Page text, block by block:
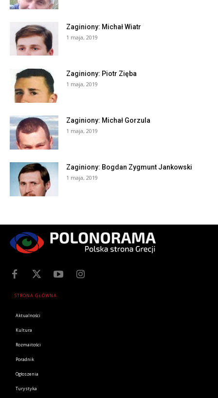
Zaginiony: Michał Wiatr
1 maja, 2019
Zaginiony: Piotr Zięba
1 maja, 2019
Zaginiony: Michał Gorzula
1 maja, 2019
Zaginiony: Bogdan Zygmunt Jankowski
1 maja, 2019
STRONA GŁÓWNA
Aktualności
Kultura
Rozmaitości
Poradnik
Ogłoszenia
Turystyka